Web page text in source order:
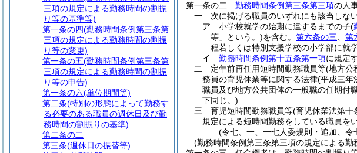
第一条の二
勤務時間条例第三条第三項の人
一
次に掲げる職員のいずれにも該当しな
ア
小学校就学の始期に達するまでの子(
等」という。)を含む。 第六条の三 第
程若しくは特別支援学校の小学部に就
イ
勤務時間条例第十五条第一項に規定
二
定年前再任用短時間勤務職員等(地方公
務員の育児休業等に関する法律(平成三年
職員及び地方公共団体の一般職の任期付
下同じ。)
三
育児短時間勤務職員等(育児休業法第十
規定による短時間勤務をしている職員を
(令七、一、一七人委規則・追加、
(勤務時間条例第三条第三項の規定による勤
三項の規定による勤務時間の割振
り等の基準等)
第一条の四(勤務時間条例第三条第
三項の規定による勤務時間の割振
り等の変更)
第一条の五(勤務時間条例第三条第
三項の規定による勤務時間の割振
り等の申告)
第一条の六(単位期間等)
第二条(特別の形態によって勤務す
る必要のある職員の週休日及び勤
務時間の割振りの基準)
第二条の二
第三条(週休日の振替等)